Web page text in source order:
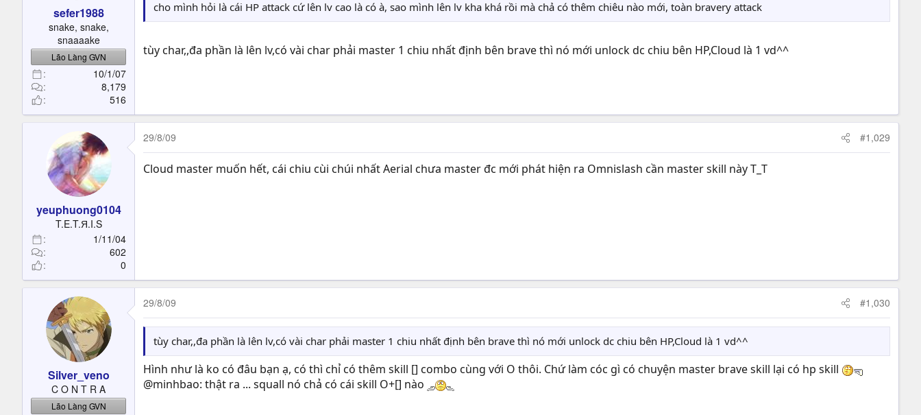
sefer1988
snake, snake,
snaaaake
Lão Làng GVN
10/1/07
8,179
516
cho mình hỏi là cái HP attack cứ lên lv cao là có à, sao mình lên lv kha khá rồi mà chả có thêm chiêu nào mới, toàn bravery attack
tùy char,,đa phần là lên lv,có vài char phải master 1 chiu nhất định bên brave thì nó mới unlock dc chiu bên HP,Cloud là 1 vd^^
yeuphuong0104
T.E.T.Я.I.S
1/11/04
602
0
29/8/09 #1,029
Cloud master muốn hết, cái chiu cùi chúi nhất Aerial chưa master đc mới phát hiện ra Omnislash cần master skill này T_T
Silver_veno
C O N T R A
Lão Làng GVN
29/8/09 #1,030
tùy char,,đa phần là lên lv,có vài char phải master 1 chiu nhất định bên brave thì nó mới unlock dc chiu bên HP,Cloud là 1 vd^^
Hình như là ko có đâu bạn ạ, có thì chỉ có thêm skill [] combo cùng với O thôi. Chứ làm cóc gì có chuyện master brave skill lại có hp skill
@minhbao: thật ra ... squall nó chả có cái skill O+[] nào